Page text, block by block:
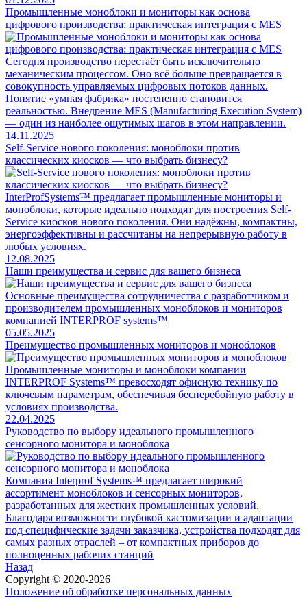
Промышленные моноблоки и мониторы как основа
цифрового производства: практическая интеграция с MES
Сегодня производство перестаёт быть исключительно
механическим процессом. Оно всё больше превращается в
совокупность управляемых цифровых потоков данных.
Понятие «умная фабрика» постепенно становится
реальностью. Внедрение MES (Manufacturing Execution System)
— один из наиболее ощутимых шагов в этом направлении.
14.11.2025
Self-Service нового поколения: моноблоки против
классических киосков — что выбрать бизнесу?
InterProfSystems™ предлагает промышленные мониторы и
моноблоки, которые идеально подходят для построения Self-
Service киосков нового поколения. Они надёжны, компактны,
энергоэффективны и рассчитаны на непрерывную работу в
любых условиях.
12.08.2025
Наши преимущества и сервис для вашего бизнеса
Основные преимущества сотрудничества с разработчиком и
производителем промышленных моноблоков и мониторов
компанией INTERPROF systems™
05.05.2025
Преимущество промышленных мониторов и моноблоков
Промышленные мониторы и моноблоки компании
INTERPROF Systems™ превосходят офисную технику по
ключевым параметрам, обеспечивая бесперебойную работу в
условиях производства.
22.04.2025
Руководство по выбору идеального промышленного
сенсорного монитора и моноблока
Компания Interprof Systems™ предлагает широкий
ассортимент моноблоков и сенсорных мониторов,
разработанных для жестких промышленных условий.
Благодаря возможности глубокой кастомизации и адаптации
под специфические задачи заказчика, устройства подходят для
самых разных отраслей – от компактных приборов до
полноценных рабочих станций
Назад
Copyright © 2020-2026
Положение об обработке персональных данных